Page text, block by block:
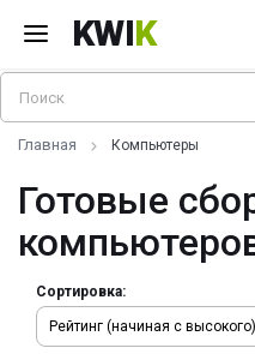
KWIK
Главная Компьютеры
Готовые
Сортировка: